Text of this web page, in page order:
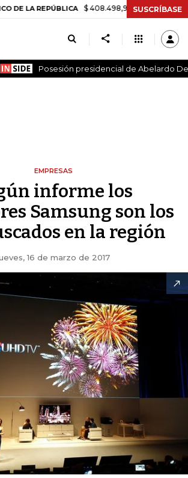
REPÚBLICA $ 408.498,97 +$ 8.753,81 +2,19%
SUSCRÍBASE
Posesión presidencial de Abelardo
EMPRESAS
informe los
Samsung son los
en la región
16 de marzo de 2017